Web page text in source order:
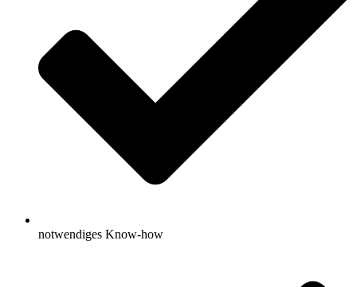
notwendiges Know-how